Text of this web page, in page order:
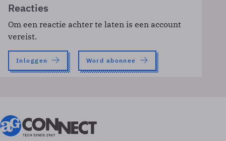
Reacties
Om een reactie achter te laten is een account
vereist.
Inloggen Word abonnee